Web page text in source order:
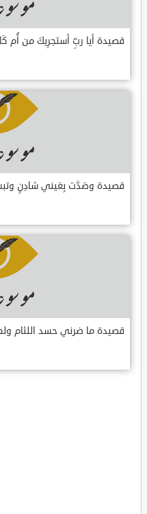
قصيدة أيا ربِّ أستجرِيكَ من أُم
قصيدة وصَدَّت بِعَيني شادِنٍ
قصيدة ما ضرني حسد اللئام